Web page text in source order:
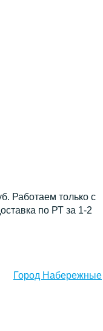
Работаем только с
по РТ за 1-2
Город Набережные